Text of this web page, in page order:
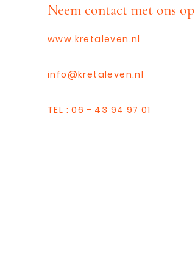
Neem contact met ons op
www.kretaleven.nl
info@kretaleven.nl
TEL : 06 - 43 94 97 01